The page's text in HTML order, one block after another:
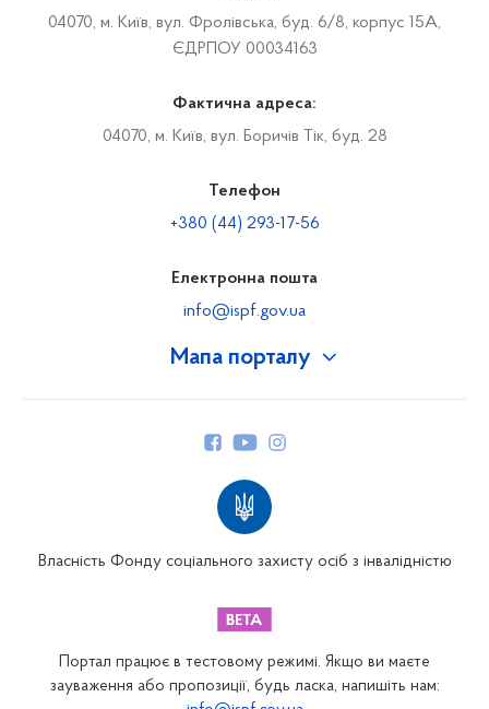
Мапа порталу
Закарпатське відділення
04070, м. Київ, вул. Фролівська, буд. 6/8, корпус 15А,
ЄДРПОУ 00034163
Фактична адреса:
04070, м. Київ, вул. Боричів Тік, буд. 28
Телефон
+380 (44) 293-17-56
Електронна пошта
info@ispf.gov.ua
Власність Фонду соціального захисту осіб з інвалідністю
Портал працює в тестовому режимі. Якщо ви маєте
зауваження або пропозиції, будь ласка, напишіть нам: